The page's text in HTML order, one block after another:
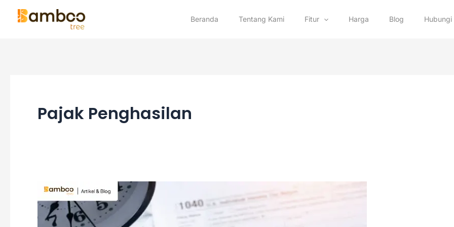
Skip
Beranda Tentang Kami Fitur Harga Blog Hubungi
Pajak Penghasilan
Apa
Itu
Income